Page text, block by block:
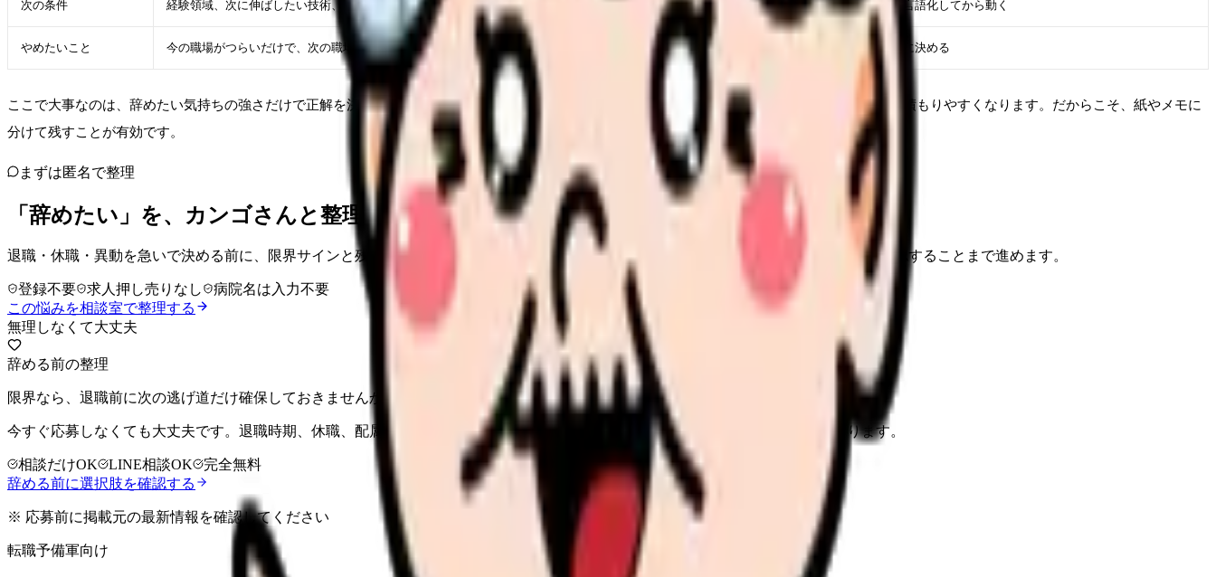
次の条件 経験領域、次に伸ばしたい技術、夜勤・残業・教育の条件 次で避ける条件を言語化してから動く
やめたいこと 今の職場がつらいだけで、次の職場条件を言語化せず応募すること 避けたい失敗を先に決める
ここで大事なのは、辞めたい気持ちの強さだけで正解を決めないことです。気持ちが強い日は判断が急ぎやすく、逆に少し楽な日は問題を小さく見積もりやすくなります。だからこそ、紙やメモに
分けて残すことが有効です。
まずは匿名で整理
「辞めたい」を、カンゴさんと整理しませんか。
退職・休職・異動を急いで決める前に、限界サインと残せる選択肢を分けて整理します。 「辞めたい」に近い状況を選ぶだけで、次に確認することまで進めます。
登録不要 求人押し売りなし
病院名は入力不要
この悩みを相談室で整理する
無理しなくて大丈夫
辞める前の整理
限界なら、退職前に次の逃げ道だけ確保しておきませんか。
今すぐ応募しなくても大丈夫です。退職時期、休職、配属変更、転職先の条件を第三者に整理してもらうだけでも判断しやすくなります。
相談だけOK LINE相談OK
完全無料
辞める前に選択肢を確認する
※ 応募前に掲載元の最新情報を確認してください
転職予備軍向け